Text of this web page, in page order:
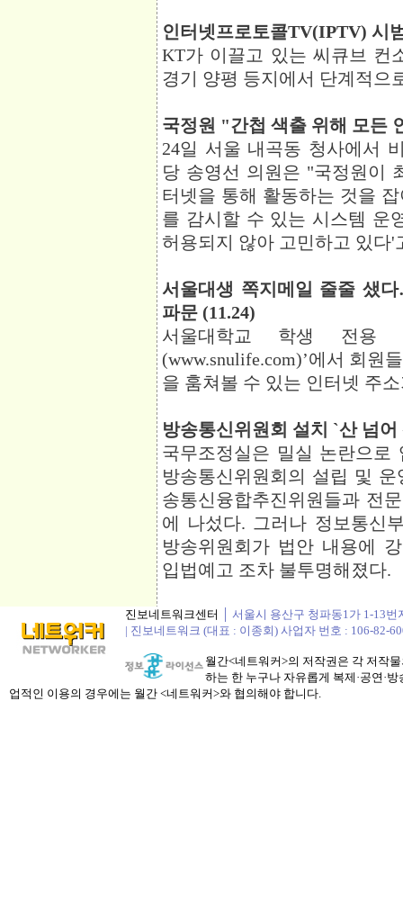
인터넷프로토콜TV(IPTV) 시
KT가 이끌고 있는 씨큐브 컨
경기 양평 등지에서 단계적으
국정원 "간첩 색출 위해 모든
24일 서울 내곡동 청사에서
당 송영선 의원은 "국정원이
터넷을 통해 활동하는 것을
를 감시할 수 있는 시스템 운
허용되지 않아 고민하고 있다
서울대생 쪽지메일 줄줄 샜
파문 (11.24)
서울대학교 학생 전용
(www.snulife.com)’에서 회원
을 훔쳐볼 수 있는 인터넷 주
방송통신위원회 설치 `산 넘어
국무조정실은 밀실 논란으
방송통신위원회의 설립 및
송통신융합추진위원들과 전
에 나섰다. 그러나 정보통신
방송위원회가 법안 내용에
입법예고 조차 불투명해졌다.
진보네트워크센터
│ 서울시 용산구 청파동1가 1-13
| 진보네트워크 (대표 : 이종회) 사업자 번호 : 106-82-
월간<네트워커>의 저작권은 각 저작
하는 한 누구나 자유롭게 복제·공연·
업적인 이용의 경우에는 월간 <네트워커>와 협의해야 합니다.